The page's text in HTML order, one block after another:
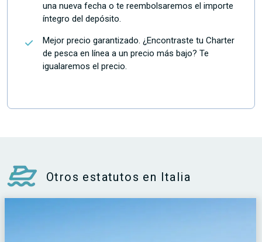
una nueva fecha o te reembolsaremos el importe
íntegro del depósito.
Mejor precio garantizado. ¿Encontraste tu Charter
de pesca en línea a un precio más bajo? Te
igualaremos el precio.
Otros estatutos en Italia